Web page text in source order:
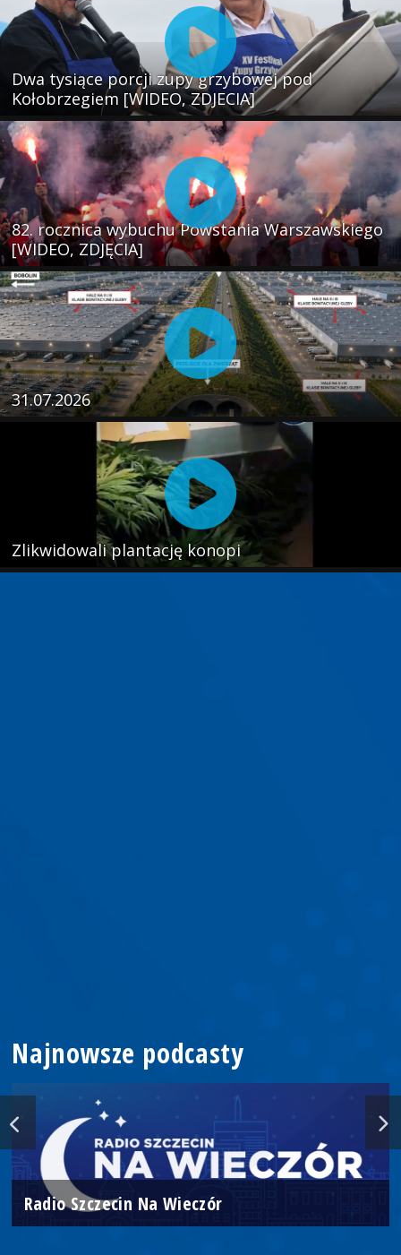
Dwa tysiące porcji zupy grzybowej pod
Kołobrzegiem [WIDEO, ZDJECIA]
82. rocznica wybuchu Powstania Warszawskiego
[WIDEO, ZDJĘCIA]
31.07.2026
Zlikwidowali plantację konopi
Najnowsze podcasty
Radio Szczecin Na Wieczór